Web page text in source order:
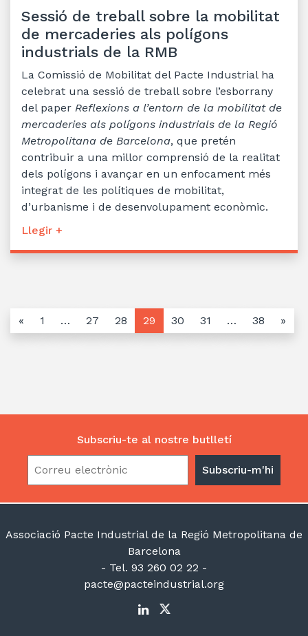
Sessió de treball sobre la mobilitat
de mercaderies als polígons
industrials de la RMB
La Comissió de Mobilitat del Pacte Industrial ha
celebrat una sessió de treball sobre l’esborrany
del paper Reflexions a l’entorn de la mobilitat de
mercaderies als polígons industrials de la Regió
Metropolitana de Barcelona, que pretén
contribuir a una millor comprensió de la realitat
dels polígons i avançar en un enfocament més
integrat de les polítiques de mobilitat,
d’urbanisme i de desenvolupament econòmic.
Llegir +
« 1 … 27 28 29 30 31 … 38 »
Subscriu-te al nostre butlletí
Associació Pacte Industrial de la Regió Metropolitana de
Barcelona
- Tel. 93 260 02 22 -
pacte@pacteindustrial.org